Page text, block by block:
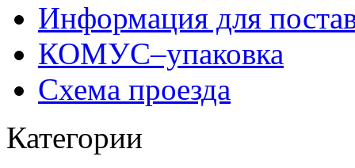
Информация для
КОМУС–упаковка
Схема проезда
Категории